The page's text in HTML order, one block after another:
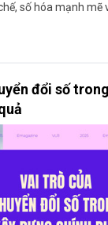
số hóa mạnh mẽ
đổi số